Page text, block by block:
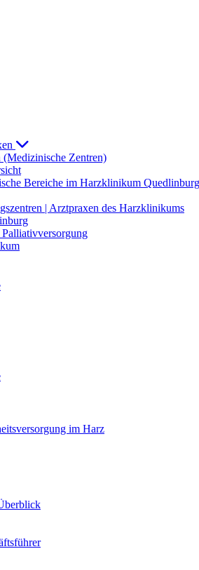
Zentren)
Bereiche im Harzklinikum
| Arztpraxen des Harzklinikums
Palliativversorgung
im Harz